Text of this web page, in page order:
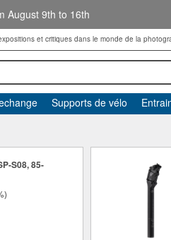
August 9th to 16th
et critiques dans le monde de la
Supports de vélo
S08, 85-